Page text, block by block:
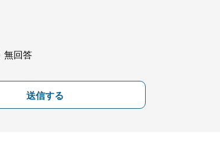
無回答
送信する